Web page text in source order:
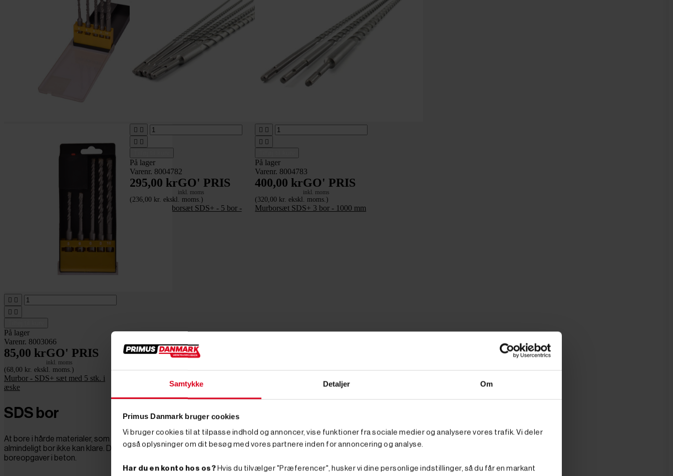
Samtykke Detaljer Om
Primus Danmark bruger cookies
Vi bruger cookies til at tilpasse indhold og annoncer, vise funktioner fra sociale medier og analysere vores trafik. Vi deler
også oplysninger om dit besøg med vores partnere inden for annoncering og analyse.
Har du en konto hos os? Hvis du tilvælger "Præferencer", husker vi dine personlige indstillinger, så du får en markant
 
 
På lager
Varenr. 8003066
85,00 krGO' PRIS
inkl. moms
(68,00 kr. ekskl. moms.)
Murbor - SDS+ sæt med 5 stk. i
æske
 
 
På lager
Varenr. 8004782
295,00 krGO' PRIS
inkl. moms
(236,00 kr. ekskl. moms.)
Eminent Murborsæt SDS+ - 5 bor -
 
 
På lager
Varenr. 8004783
400,00 krGO' PRIS
inkl. moms
(320,00 kr. ekskl. moms.)
Murborsæt SDS+ 3 bor - 1000 mm
SDS bor
At bore i hårde materialer, som murværk, beton og armeret beton, kræver særdeles stærke kræfter. Opgaver som disse er noget, som et
almindeligt bor ikke kan klare. Derimod er et bor med SDS-fatning en nødvendighed for, at du, uden problemer, kan håndtere en lang række
boreopgaver i beton.